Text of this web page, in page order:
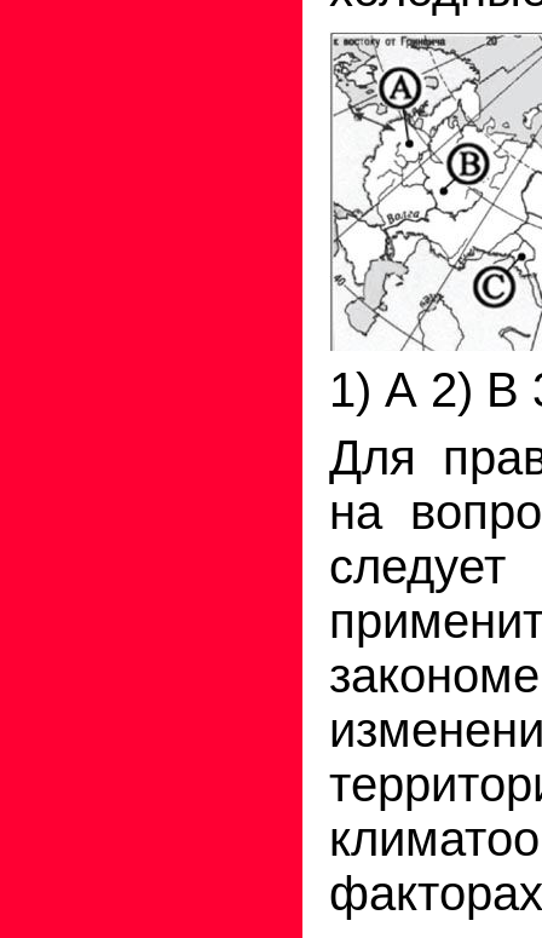
1) А 2) В
Для
на